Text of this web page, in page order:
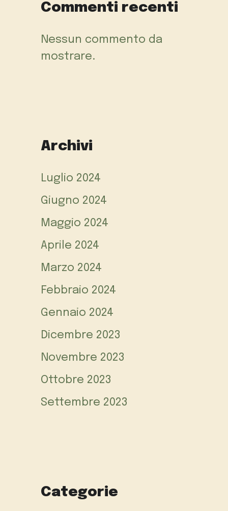
Commenti recenti
Nessun commento da
mostrare.
Archivi
Luglio 2024
Giugno 2024
Maggio 2024
Aprile 2024
Marzo 2024
Febbraio 2024
Gennaio 2024
Dicembre 2023
Novembre 2023
Ottobre 2023
Settembre 2023
Categorie